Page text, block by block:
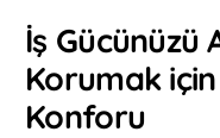
İş Gücünüzü
Korumak
Konforu